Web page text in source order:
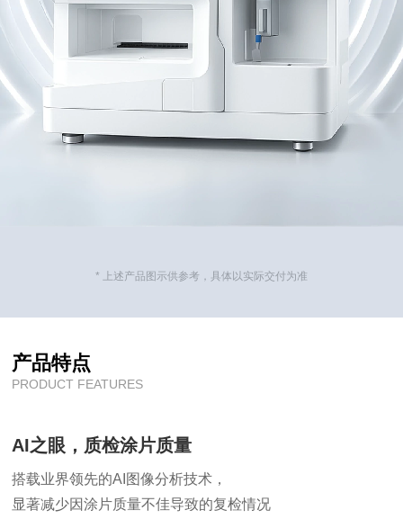
* 上述产品图示供参考，具体以实际交付为准
产品特点
PRODUCT FEATURES
AI之眼，质检涂片质量
搭载业界领先的AI图像分析技术，
显著减少因涂片质量不佳导致的复检情况